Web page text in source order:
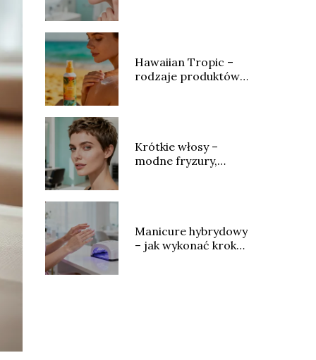
Hawaiian Tropic –
rodzaje produktów,
Krótkie włosy –
modne fryzury,
Manicure hybrydowy
– jak wykonać krok